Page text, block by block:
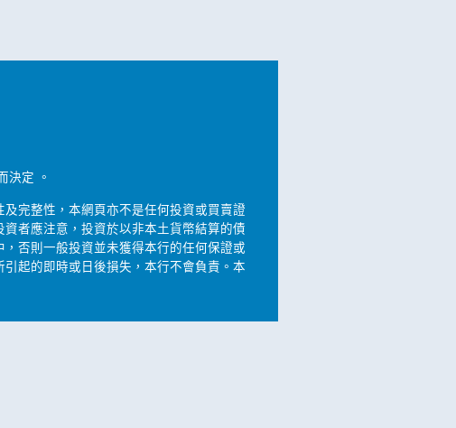
決定 。
完整性，本網頁亦不是任何投資或買賣證
者應注意，投資於以非本土貨幣結算的債
否則一般投資並未獲得本行的任何保證或
起的即時或日後損失，本行不會負責。本